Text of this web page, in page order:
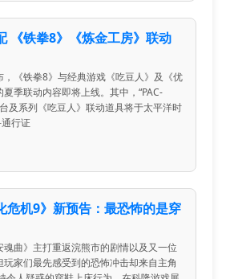
《铁拳8》《炼金工房》联动
，《铁拳8》与经典游戏《吃豆人》及《优
季联动内容即将上线。其中，“PAC-
及系列《吃豆人》联动道具将于太平洋时
行证
危机9》新预告：最恐怖的是穿
曲》主打重返浣熊市的剧情以及又一位
家们最先感受到的恐怖冲击却来自主角